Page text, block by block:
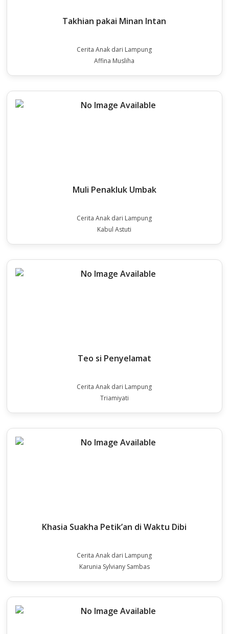
Takhian pakai Minan Intan
Cerita Anak dari Lampung
Affina Musliha
Muli Penakluk Umbak
Cerita Anak dari Lampung
Kabul Astuti
Teo si Penyelamat
Cerita Anak dari Lampung
Triamiyati
Khasia Suakha Petik’an di Waktu Dibi
Cerita Anak dari Lampung
Karunia Sylviany Sambas